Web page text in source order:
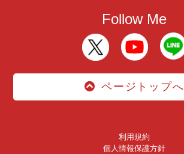
Follow Me
ページトップへ
利用規約
個人情報保護方針